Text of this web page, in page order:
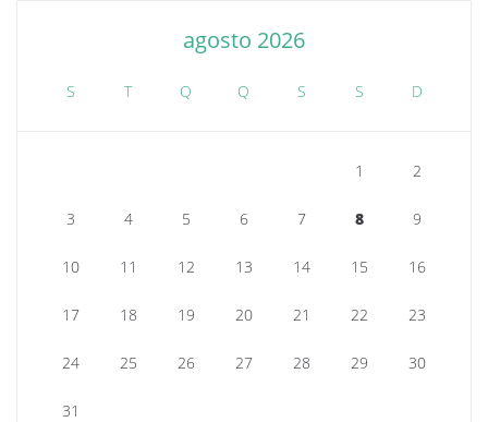
agosto 2026
S T Q Q S S D
1 2
3 4 5 6 7 8 9
10 11 12 13 14 15 16
17 18 19 20 21 22 23
24 25 26 27 28 29 30
31